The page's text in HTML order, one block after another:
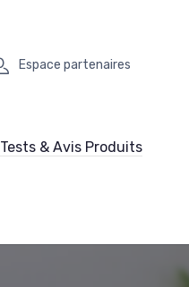
Espace partenaires
Tests & Avis Produits